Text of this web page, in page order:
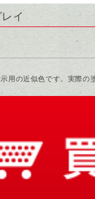
イ
用の近似色です。実際の